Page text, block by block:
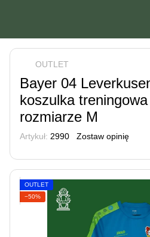
OUTLET
Bayer 04
koszulka
rozmiarze M
Artykuł: 2990 Zostaw opinię
OUTLET
−50%